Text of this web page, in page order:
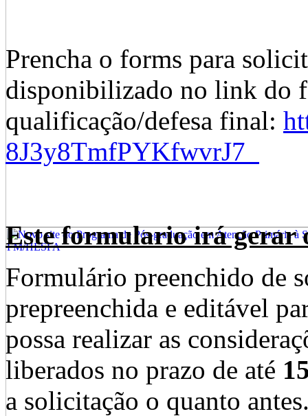
Prencha o forms para
disponibilizado no link do
qualificação/defesa final:
8J3y8TmfPYKfwvrJ7
Este formulario irá gerar
Formulário preenchido de
prepreenchida e editável
possa realizar as
liberados no prazo de até
a solicitação o quanto